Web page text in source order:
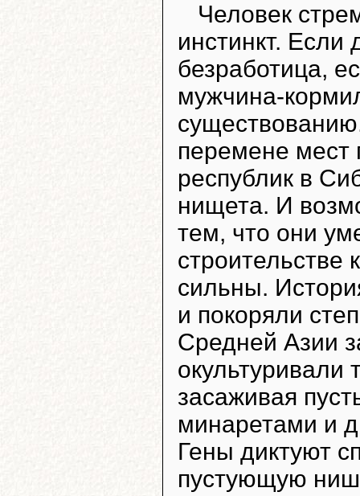
Человек
инстинкт.
безработица,
мужчина-
перемене мест
республик в
нищета. И
тем, что они
строительстве
сильны.
и покоряли
Средней Азии
засаживая
минаретами и
Гены диктуют
пустующую